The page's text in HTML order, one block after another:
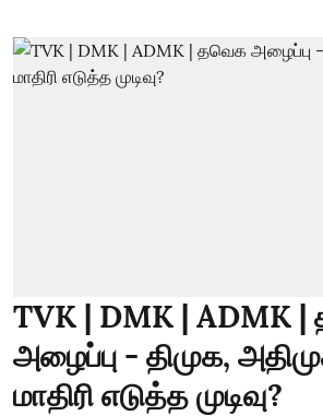
TVK | DMK | ADMK
அழைப்பு - திமுக,
மாதிரி எடுத்த முடிவு?